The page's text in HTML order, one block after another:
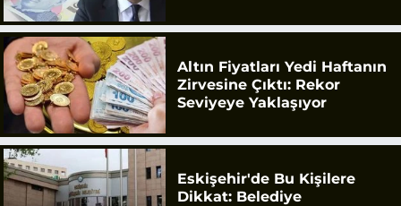
Altın Fiyatları Yedi Haftanın
Zirvesine Çıktı: Rekor
Seviyeye Yaklaşıyor
Eskişehir'de Bu Kişilere
Dikkat: Belediye